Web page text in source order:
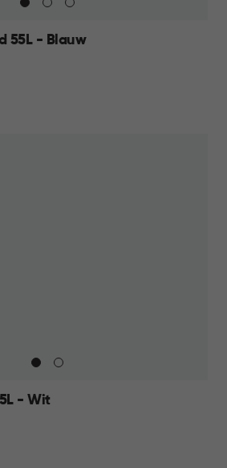
55L - Blauw
- Wit